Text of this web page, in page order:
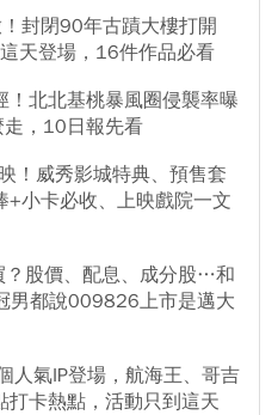
封閉90年古蹟大樓打開
天登場，16件作品必看
！北北基桃暴風圈侵襲率曝
，10日報先看
！威秀影城特典、預售套
小卡必收、上映戲院一文
股價、配息、成分股…和
男都說009826上市是邁大
人氣IP登場，航海王、哥吉
卡熱點，活動只到這天